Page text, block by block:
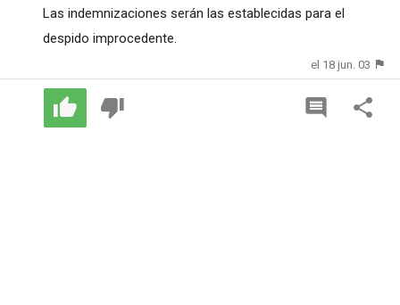
Las indemnizaciones serán las establecidas para el
despido improcedente.
el 18 jun. 03